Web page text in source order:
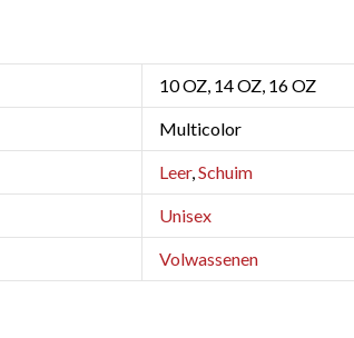
10 OZ, 14 OZ, 16 OZ
Multicolor
Leer,Schuim
Unisex
Volwassenen